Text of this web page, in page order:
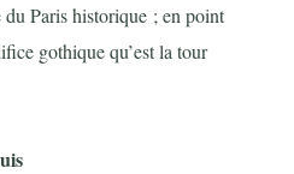
du Paris historique ; en point
gothique qu’est la tour